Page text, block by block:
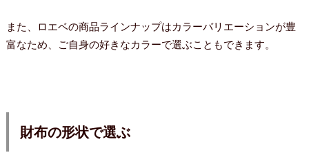
また、ロエベの商品ラインナップはカラーバリエーションが豊
富なため、ご自身の好きなカラーで選ぶこともできます。
財布の形状で選ぶ